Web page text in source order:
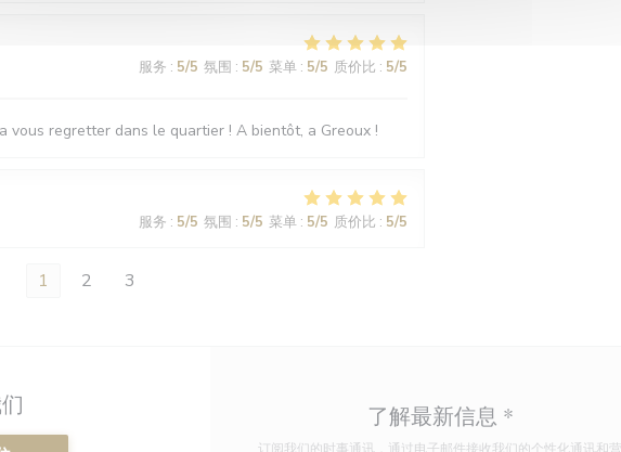
服务 : 5/5 氛围 : 5/5 菜单: 5/5 质价比 : 5/5
vous regretter dans le quartier ! A bientôt, a Greoux !
服务 : 5/5 氛围 : 5/5 菜单: 5/5 质价比 : 5/5
1 2 3
了解最新信息 *
订阅我们的时事通讯，通过电子邮件接收我们的个性化通讯和营